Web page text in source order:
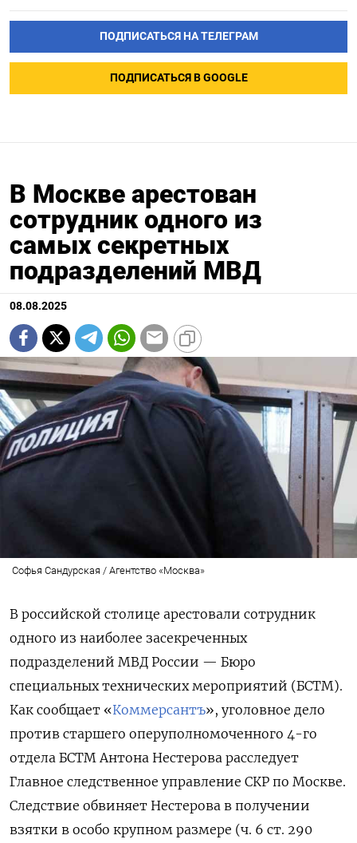
ПОДПИСАТЬСЯ НА ТЕЛЕГРАМ
ПОДПИСАТЬСЯ В GOOGLE
В Москве арестован
сотрудник одного из
самых секретных
подразделений МВД
08.08.2025
Софья Сандурская / Агентство «Москва»
В российской столице арестовали сотрудник
одного из наиболее засекреченных
подразделений МВД России — Бюро
специальных технических мероприятий (БСТМ).
Как сообщает «Коммерсантъ», уголовное дело
против старшего оперуполномоченного 4-го
отдела БСТМ Антона Нестерова расследует
Главное следственное управление СКР по Москве.
Следствие обвиняет Нестерова в получении
взятки в особо крупном размере (ч. 6 ст. 290